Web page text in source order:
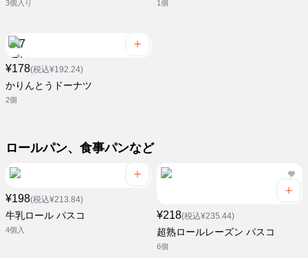
3個入り 1個
¥178(税込¥192.24)
かりんとうドーナツ
2個
ロールパン、食事パンなど
¥198(税込¥213.84)
牛乳ロール パスコ
4個入
¥218(税込¥235.44)
超熟ロールレーズン パスコ
6個